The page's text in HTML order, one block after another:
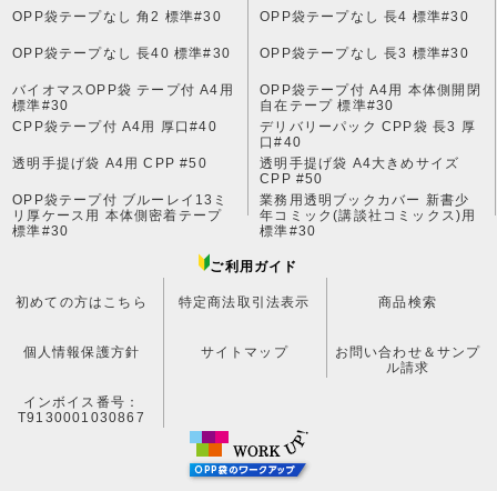
マスク用OPP袋
白ボール台紙
手提げビニール袋
ハガキ用OPP袋
ポストカード用OPP袋
CD・DVD用OPP袋
ブルーレイ用OPP袋
ゲーム用OPP袋
OPP袋テープなし 角2 標準#30 OPP袋テープなし 長4 標準#30
OPP袋テープなし 長40 標準#30 OPP袋テープなし 長3 標準#30
バイオマスOPP袋 テープ付 A4用
標準#30
OPP袋テープ付 A4用 本体側開閉
自在テープ 標準#30
CPP袋テープ付 A4用 厚口#40
デリバリーパック CPP袋 長3 厚
口#40
透明手提げ袋 A4用 CPP #50
透明手提げ袋 A4大きめサイズ
CPP #50
OPP袋テープ付 ブルーレイ13ミ
リ厚ケース用 本体側密着テープ
標準#30
業務用透明ブックカバー 新書少
年コミック(講談社コミックス)用
標準#30
ご利用ガイド
初めての方はこちら 特定商法取引法表示 商品検索
個人情報保護方針 サイトマップ
お問い合わせ＆サンプ
ル請求
インボイス番号：
T9130001030867